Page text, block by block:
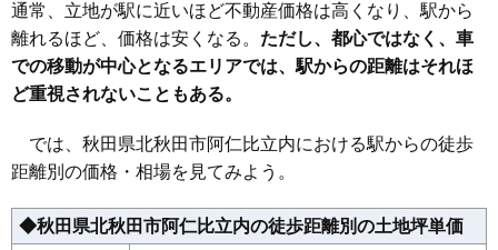
通常、立地が駅に近いほど不動産価格は高くなり、駅から
離れるほど、価格は安くなる。 ただし、都心ではなく、車
での移動が中心となるエリアでは、駅からの距離はそれほ
ど重視されないこともある。
では、秋田県北秋田市阿仁比立内における駅からの徒歩
距離別の価格・相場を見てみよう。
◆秋田県北秋田市阿仁比立内の徒歩距離別の土地坪単価